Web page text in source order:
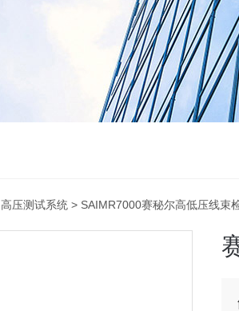
高压测试系统 > SAIMR7000赛秘尔高低压线束